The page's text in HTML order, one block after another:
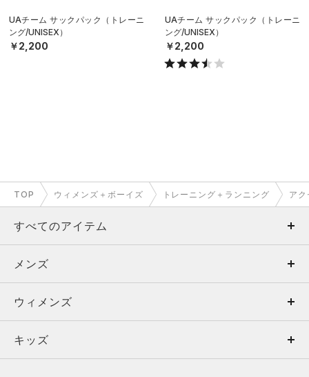
UAチーム サックパック（トレーニ
ング/UNISEX）
￥2,200
UAチーム サックパック（トレーニ
ング/UNISEX）
￥2,200
TOP ウィメンズ＋ボーイズ トレーニング＋ランニング ア
すべてのアイテム
メンズ
ウィメンズ
キッズ
メンズ
トップス
ボトムス
ウィメンズ
トップス
キッズ